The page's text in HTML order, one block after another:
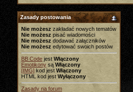
Zasady postowania
Nie możesz zakładać nowych tematów
Nie możesz pisać wiadomości
Nie możesz dodawać załączników
Nie możesz edytować swoich postów
BB Code jest Włączony
Emotikony są Włączony
[IMG] kod jest Włączony
HTML kod jest Wyłączony
Zasady na forum